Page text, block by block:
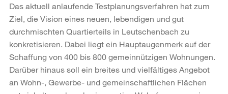
Das aktuell anlaufende Testplanungsverfahren hat zum
Ziel, die Vision eines neuen, lebendigen und gut
durchmischten Quartierteils in Leutschenbach zu
konkretisieren. Dabei liegt ein Hauptaugenmerk auf der
Schaffung von 400 bis 800 gemeinnützigen Wohnungen.
Darüber hinaus soll ein breites und vielfältiges Angebot
an Wohn-, Gewerbe- und gemeinschaftlichen Flächen